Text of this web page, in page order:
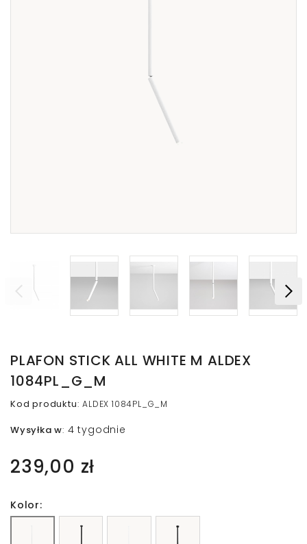
PLAFON STICK ALL WHITE M ALDEX
1084PL_G_M
Kod produktu:ALDEX 1084PL_G_M
Wysyłka w: 4 tygodnie
239,00 zł
Kolor: